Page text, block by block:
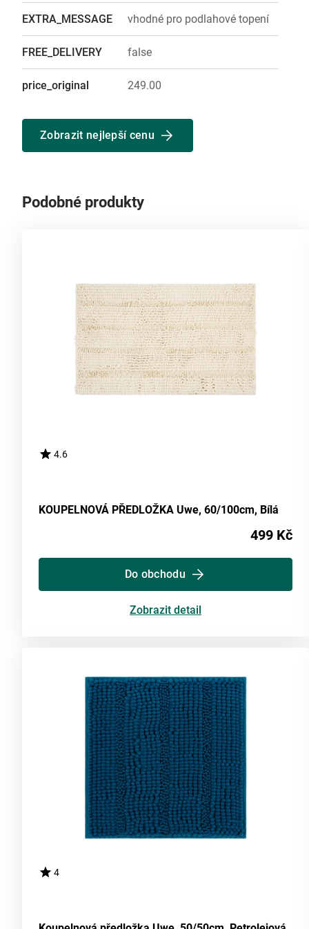
EXTRA_MESSAGE vhodné pro podlahové topení
FREE_DELIVERY false
price_original 249.00
Zobrazit nejlepší cenu
Podobné produkty
4.6
KOUPELNOVÁ PŘEDLOŽKA Uwe, 60/100cm, Bílá
499 Kč
Do obchodu
Zobrazit detail
4